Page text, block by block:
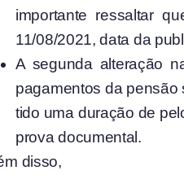
importante ressaltar
11/08/2021, data da
A segunda alteração
pagamentos da pensão
tido uma duração de
prova documental.
disso,